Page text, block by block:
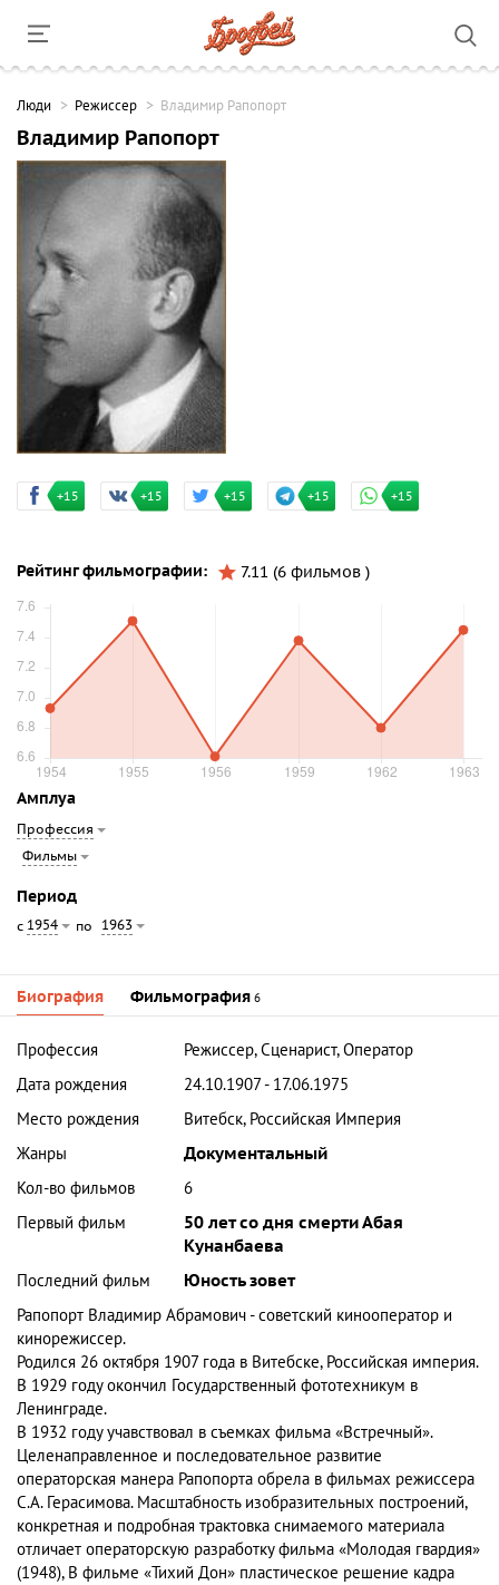
Люди Режиссер Владимир Рапопорт
Владимир Рапопорт
+15 +15 +15 +15 +15
Рейтинг фильмографии: 7.11 (6 фильмов )
Амплуа
Профессия
Фильмы
Период
с 1954 по 1963
Биография Фильмография 6
Профессия
Режиссер, Сценарист, Оператор
Дата рождения
24.10.1907 - 17.06.1975
Место рождения
Витебск, Российская Империя
Жанры
Документальный
Кол-во фильмов
6
Первый фильм
50 лет со дня смерти Абая
Кунанбаева
Последний фильм
Юность зовет
Рапопорт Владимир Абрамович- советский кинооператор и
кинорежиссер.
Родился 26 октября 1907 года в Витебске, Российская империя.
В 1929 году окончил Государственный фототехникум в
Ленинграде.
В 1932 году учавствовал в съемках фильма «Встречный».
Целенаправленное и последовательное развитие
операторская манера Рапопорта обрела в фильмах режиссера
С.А. Герасимова. Масштабность изобразительных построений,
конкретная и подробная трактовка снимаемого материала
отличает операторскую разработку фильма «Молодая гвардия»
(1948), В фильме «Тихий Дон» пластическое решение кадра